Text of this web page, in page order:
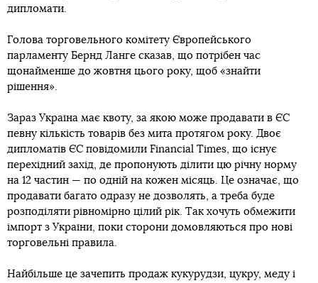
дипломати.
Голова торговельного комітету Європейського
парламенту Бернд Ланге сказав, що потрібен час
щонайменше до жовтня цього року, щоб «знайти
рішення».
Зараз Україна має квоту, за якою може продавати в ЄС
певну кількість товарів без мита протягом року. Двоє
дипломатів ЄС повідомили Financial Times, що існує
перехідний захід, де пропонують ділити цю річну норму
на 12 частин — по одній на кожен місяць. Це означає, що
продавати багато одразу не дозволять, а треба буде
розподіляти рівномірно цілий рік. Так хочуть обмежити
імпорт з України, поки сторони домовляються про нові
торговельні правила.
Найбільше це зачепить продаж кукурудзи, цукру, меду і